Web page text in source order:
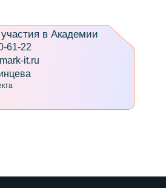
в Академии
61-22
it.ru